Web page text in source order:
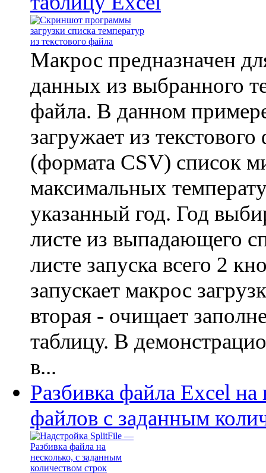
Макрос предназначен
данных из выбранного
файла. В данном
загружает из текстового
(формата CSV) список
максимальных
указанный год. Год
листе из выпадающего
листе запуска всего 2
запускает макрос
вторая - очищает
таблицу. В
в...
Разбивка файла Excel на
файлов с заданным